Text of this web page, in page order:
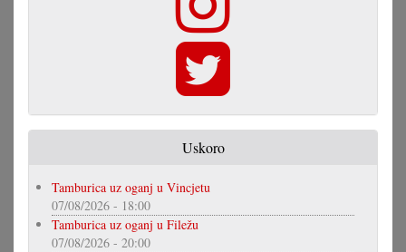
Uskoro
Tamburica uz oganj u Vincjetu
07/08/2026 - 18:00
Tamburica uz oganj u Filežu
07/08/2026 - 20:00